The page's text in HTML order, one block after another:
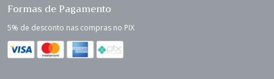
Formas de Pagamento
5% de desconto nas compras no PIX